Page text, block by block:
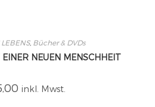
LEBENS, Bücher & DVDs
NEUEN MENSCHHEIT
inkl. Mwst.